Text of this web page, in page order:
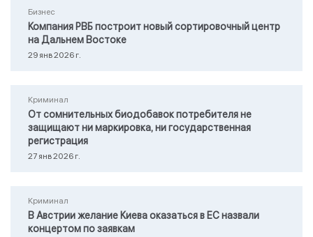
Бизнес
Компания РВБ построит новый сортировочный центр
на Дальнем Востоке
29 янв 2026 г.
Криминал
От сомнительных биодобавок потребителя не
защищают ни маркировка, ни государственная
регистрация
27 янв 2026 г.
Криминал
В Австрии желание Киева оказаться в ЕС назвали
концертом по заявкам